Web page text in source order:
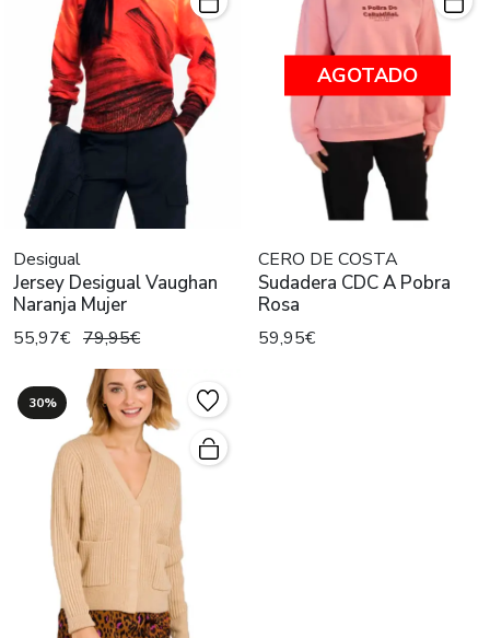
Desigual
Jersey Desigual Vaughan
Naranja Mujer
55,97€ 79,95€
AGOTADO
CERO DE COSTA
Sudadera CDC A Pobra
Rosa
59,95€
30%